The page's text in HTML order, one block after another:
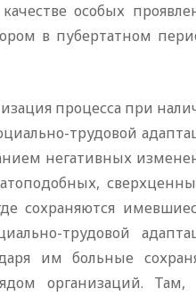
особых
в пубертатном
процесса при
трудовой
негативных
сохраняются
трудовой
им больные
организаций. Там,